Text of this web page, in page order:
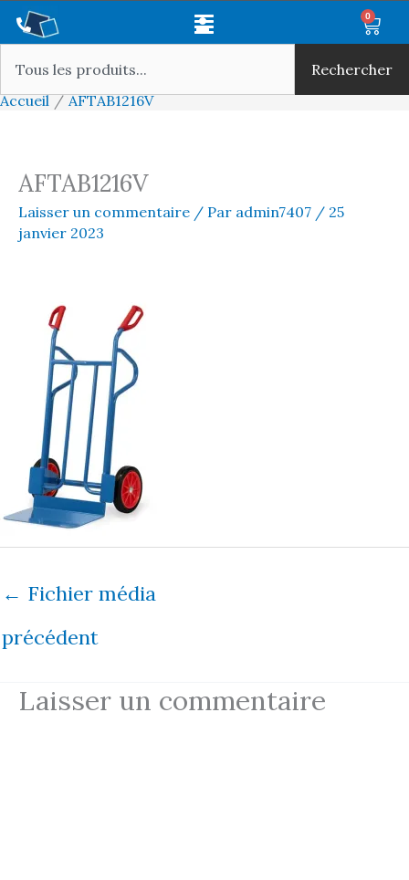
Aller
contenu
Main
0
Rechercher
Accueil
AFTAB1216V
AFTAB1216V
Laisser un commentaire / Par admin7407 / 25
janvier 2023
← Fichier média
précédent
Laisser un commentaire